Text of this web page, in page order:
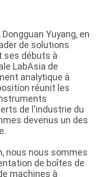
Yuyang, en
de solutions
ses débuts à
LabAsia de
analytique à
réunit les
de l'industrie du
devenus un des
nous nous sommes
de boîtes de
machines à